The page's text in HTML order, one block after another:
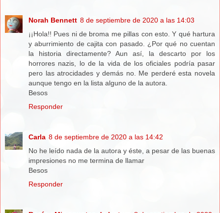
Norah Bennett 8 de septiembre de 2020 a las 14:03
¡¡Hola!! Pues ni de broma me pillas con esto. Y qué hartura
y aburrimiento de cajita con pasado. ¿Por qué no cuentan
la historia directamente? Aun así, la descarto por los
horrores nazis, lo de la vida de los oficiales podría pasar
pero las atrocidades y demás no. Me perderé esta novela
aunque tengo en la lista alguno de la autora.
Besos
Responder
Carla 8 de septiembre de 2020 a las 14:42
No he leído nada de la autora y éste, a pesar de las buenas
impresiones no me termina de llamar
Besos
Responder